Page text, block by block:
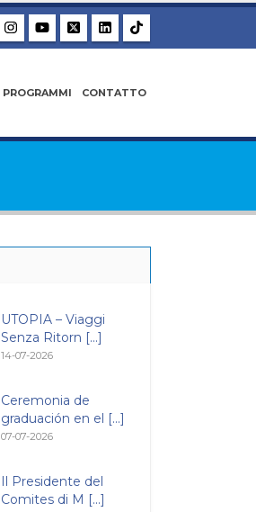
PROGRAMMI CONTATTO
UTOPIA – Viaggi
Senza Ritorn [...]
14-07-2026
Ceremonia de
graduación en el [...]
07-07-2026
Il Presidente del
Comites di M [...]